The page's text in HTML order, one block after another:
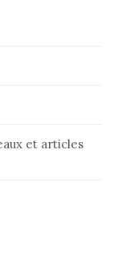
et articles